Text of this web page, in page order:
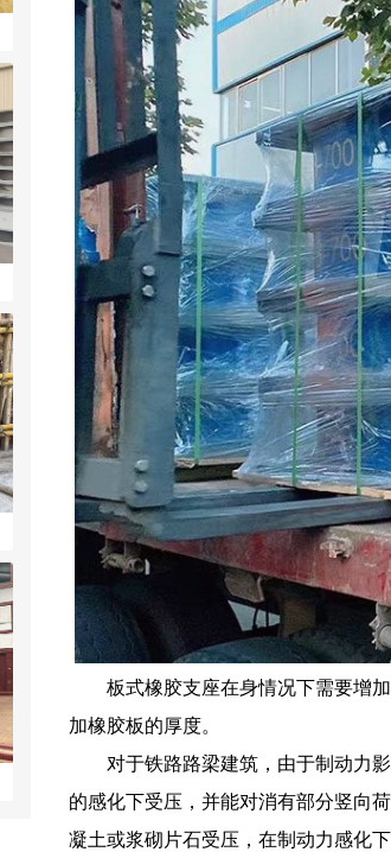
板式橡胶支座在身情况下需要增
加橡胶板的厚度。
对于铁路路梁建筑，由于制动力
的感化下受压，并能对消有部分竖向
凝土或浆砌片石受压，在制动力感化下